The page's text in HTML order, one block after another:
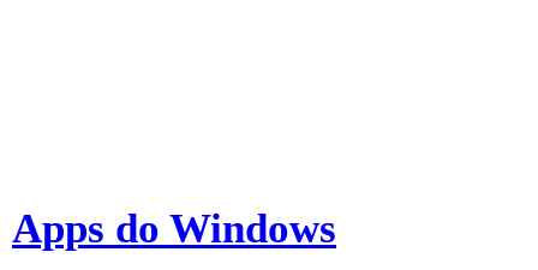
Apps do Windows